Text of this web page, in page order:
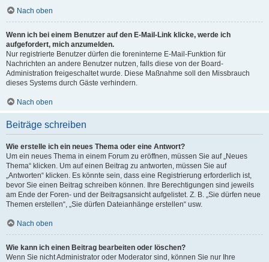
Nach oben
Wenn ich bei einem Benutzer auf den E-Mail-Link klicke, werde ich
aufgefordert, mich anzumelden.
Nur registrierte Benutzer dürfen die foreninterne E-Mail-Funktion für
Nachrichten an andere Benutzer nutzen, falls diese von der Board-
Administration freigeschaltet wurde. Diese Maßnahme soll den Missbrauch
dieses Systems durch Gäste verhindern.
Nach oben
Beiträge schreiben
Wie erstelle ich ein neues Thema oder eine Antwort?
Um ein neues Thema in einem Forum zu eröffnen, müssen Sie auf „Neues
Thema“ klicken. Um auf einen Beitrag zu antworten, müssen Sie auf
„Antworten“ klicken. Es könnte sein, dass eine Registrierung erforderlich ist,
bevor Sie einen Beitrag schreiben können. Ihre Berechtigungen sind jeweils
am Ende der Foren- und der Beitragsansicht aufgelistet. Z. B. „Sie dürfen neue
Themen erstellen“, „Sie dürfen Dateianhänge erstellen“ usw.
Nach oben
Wie kann ich einen Beitrag bearbeiten oder löschen?
Wenn Sie nicht Administrator oder Moderator sind, können Sie nur Ihre